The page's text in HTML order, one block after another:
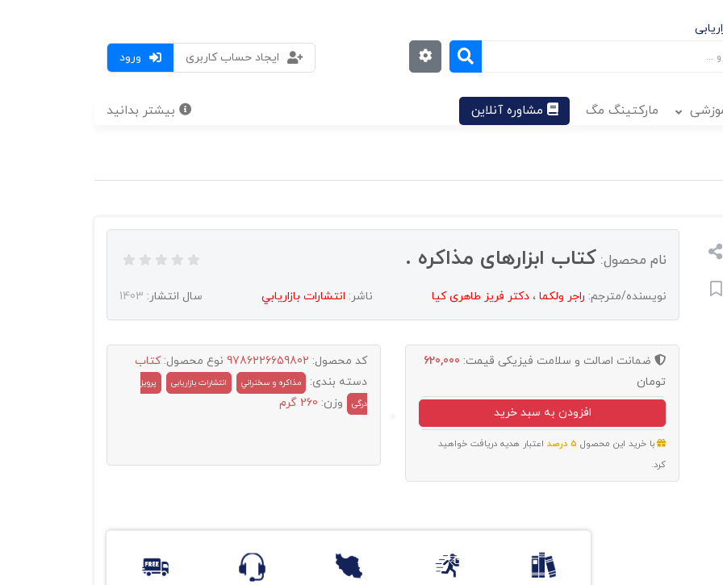
ورود
ایجاد حساب کاربری
مارکتینگ مگ مشاوره آنلاین بیشتر بدانید
نام محصول: کتاب ابزارهای مذاکره .
نویسنده/مترجم: راجر ولکما ، دکتر فریز طاهری کیا ناشر: انتشارات بازاريابي سال انتشار: 1403
ضمانت اصالت و سلامت فیزیکی قیمت: 620,000
تومان
افزودن به سبد خرید
با خرید این محصول 5 درصد
اعتبار هدیه دریافت خواهید
کرد.
کد محصول: 9786226659802 نوع محصول:کتاب
دسته بندی:
مذاکره و سخنراني انتشارات بازاریابی
پرویز
درگی
وزن: 260 گرم